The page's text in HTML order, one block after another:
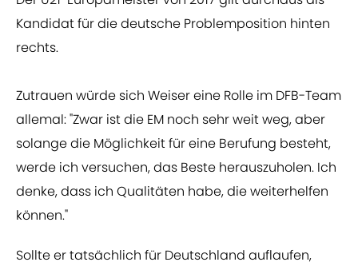
Kandidat für die deutsche Problemposition hinten
rechts.
Zutrauen würde sich Weiser eine Rolle im DFB-Team
allemal: "Zwar ist die EM noch sehr weit weg, aber
solange die Möglichkeit für eine Berufung besteht,
werde ich versuchen, das Beste herauszuholen. Ich
denke, dass ich Qualitäten habe, die weiterhelfen
können."
Sollte er tatsächlich für Deutschland auflaufen,